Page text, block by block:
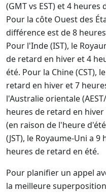
(GMT vs EST) et 4 heures
Pour la côte Ouest des
différence est de 8
Pour l'Inde (IST), le
de retard en hiver et 4
été. Pour la Chine (CST),
retard en hiver et 7
l'Australie orientale
heures de retard en
(en raison de l'heure
(JST), le Royaume-Uni a
heures de retard en été.
Pour planifier un appel
la meilleure